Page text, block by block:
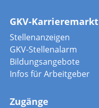
GKV-Karrieremarkt
Stellenanzeigen
GKV-Stellenalarm
Bildungsangebote
Infos für Arbeitgeber
Zugänge